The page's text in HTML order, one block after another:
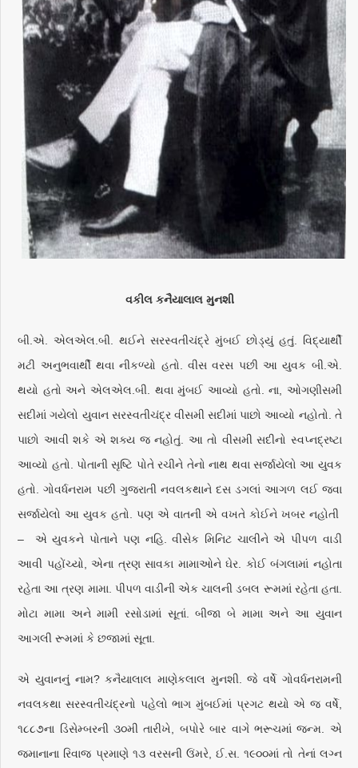
વકીલ કનૈયાલાલ મુનશી
બી.એ. એલએલ.બી. થઈને સરસ્વતીચંદ્રે મુંબઈ છોડ્યું હતું. વિદ્યાર્થી
મટી અનુભવાર્થી થવા નીકળ્યો હતો. વીસ વરસ પછી આ યુવક બી.એ.
થયો હતો અને એલએલ.બી. થવા મુંબઈ આવ્યો હતો. ના, ઓગણીસમી
સદીમાં ગયેલો યુવાન સરસ્વતીચંદ્ર વીસમી સદીમાં પાછો આવ્યો નહોતો. તે
પાછો આવી શકે એ શક્ય જ નહોતું. આ તો વીસમી સદીનો સ્વપ્નદ્રષ્ટા
આવ્યો હતો. પોતાની સૃષ્ટિ પોતે રચીને તેનો નાથ થવા સર્જાયેલો આ યુવક
હતો. ગોવર્ધનરામ પછી ગુજરાતી નવલકથાને દસ ડગલાં આગળ લઈ જવા
સર્જાયેલો આ યુવક હતો. પણ એ વાતની એ વખતે કોઈને ખબર નહોતી
– એ યુવકને પોતાને પણ નહિ. વીસેક મિનિટ ચાલીને એ પીપળ વાડી
આવી પહોંચ્યો, એના ત્રણ સાવકા મામાઓને ઘેર. કોઈ બંગલામાં નહોતા
રહેતા આ ત્રણ મામા. પીપળ વાડીની એક ચાલની ડબલ રૂમમાં રહેતા હતા.
મોટા મામા અને મામી રસોડામાં સૂતાં. બીજા બે મામા અને આ યુવાન
આગલી રૂમમાં કે છજામાં સૂતા.
એ યુવાનનું નામ? કનૈયાલાલ માણેકલાલ મુનશી. જે વર્ષે ગોવર્ધનરામની
નવલકથા સરસ્વતીચંદ્રનો પહેલો ભાગ મુંબઈમાં પ્રગટ થયો એ જ વર્ષે,
૧૮૮૭ના ડિસેમ્બરની ૩૦મી તારીખે, બપોરે બાર વાગે ભરૂચમાં જન્મ. એ
જમાનાના રિવાજ પ્રમાણે ૧૩ વરસની ઉંમરે, ઈ.સ. ૧૯૦૦માં તો તેનાં લગ્ન